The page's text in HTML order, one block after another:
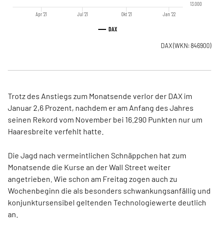
DAX
Jul '21 Jan '22
Apr '21 Okt '21
13.000
DAX(WKN: 846900)
Trotz des Anstiegs zum Monatsende verlor der DAX im
Januar 2,6 Prozent, nachdem er am Anfang des Jahres
seinen Rekord vom November bei 16.290 Punkten nur um
Haaresbreite verfehlt hatte.
Die Jagd nach vermeintlichen Schnäppchen hat zum
Monatsende die Kurse an der Wall Street weiter
angetrieben. Wie schon am Freitag zogen auch zu
Wochenbeginn die als besonders schwankungsanfällig und
konjunktursensibel geltenden Technologiewerte deutlich
an.